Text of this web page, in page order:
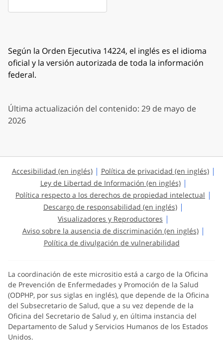
Según la Orden Ejecutiva 14224, el inglés es el idioma
oficial y la versión autorizada de toda la información
federal.
Última actualización del contenido: 29 de mayo de
2026
Accesibilidad (en inglés)
Política de privacidad (en inglés)
Ley de Libertad de Información (en inglés)
Política respecto a los derechos de propiedad intelectual
Descargo de responsabilidad (en inglés)
Visualizadores y Reproductores
Aviso sobre la ausencia de discriminación (en inglés)
Política de divulgación de vulnerabilidad
La coordinación de este micrositio está a cargo de la Oficina
de Prevención de Enfermedades y Promoción de la Salud
(ODPHP, por sus siglas en inglés), que depende de la Oficina
del Subsecretario de Salud, que a su vez depende de la
Oficina del Secretario de Salud y, en última instancia del
Departamento de Salud y Servicios Humanos de los Estados
Unidos.